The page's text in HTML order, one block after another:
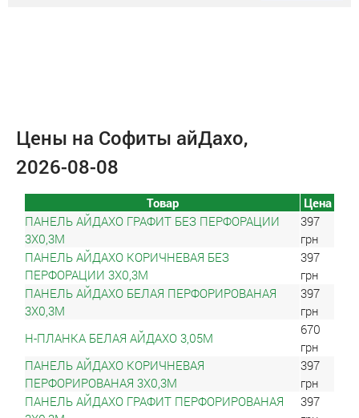
Цены на Софиты айДахо,
2026-08-08
Товар
Цена
ПАНЕЛЬ АЙДАХО ГРАФИТ БЕЗ ПЕРФОРАЦИИ
3Х0,3М
397
грн
ПАНЕЛЬ АЙДАХО КОРИЧНЕВАЯ БЕЗ
ПЕРФОРАЦИИ 3Х0,3М
397
грн
ПАНЕЛЬ АЙДАХО БЕЛАЯ ПЕРФОРИРОВАНАЯ
3Х0,3М
397
грн
Н-ПЛАНКА БЕЛАЯ АЙДАХО 3,05М
670
грн
ПАНЕЛЬ АЙДАХО КОРИЧНЕВАЯ
ПЕРФОРИРОВАНАЯ 3Х0,3М
397
грн
ПАНЕЛЬ АЙДАХО ГРАФИТ ПЕРФОРИРОВАНАЯ
397